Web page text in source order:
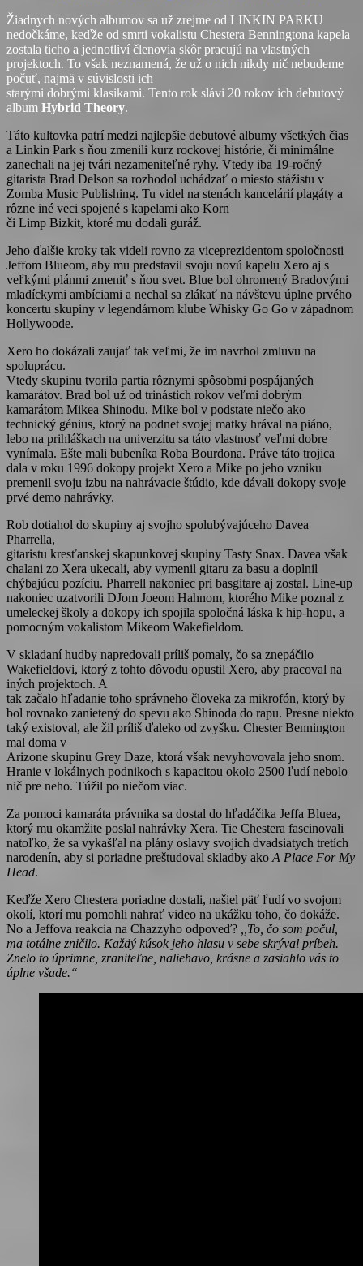
Žiadnych nových albumov sa už zrejme od LINKIN PARKU
nedočkáme, keďže od smrti vokalistu Chestera Benningtona kapela
zostala ticho a jednotliví členovia skôr pracujú na vlastných
projektoch. To však neznamená, že už o nich nikdy nič nebudeme
počuť, najmä v súvislosti ich
starými dobrými klasikami. Tento rok slávi 20 rokov ich debutový
album Hybrid Theory.
Táto kultovka patrí medzi najlepšie debutové albumy všetkých čias
a Linkin Park s ňou zmenili kurz rockovej histórie, či minimálne
zanechali na jej tvári nezameniteľné ryhy. Vtedy iba 19-ročný
gitarista Brad Delson sa rozhodol uchádzať o miesto stážistu v
Zomba Music Publishing. Tu videl na stenách kancelárií plagáty a
rôzne iné veci spojené s kapelami ako Korn
či Limp Bizkit, ktoré mu dodali guráž.
Jeho ďalšie kroky tak videli rovno za viceprezidentom spoločnosti
Jeffom Blueom, aby mu predstavil svoju novú kapelu Xero aj s
veľkými plánmi zmeniť s ňou svet. Blue bol ohromený Bradovými
mladíckymi ambíciami a nechal sa zlákať na návštevu úplne prvého
koncertu skupiny v legendárnom klube Whisky Go Go v západnom
Hollywoode.
Xero ho dokázali zaujať tak veľmi, že im navrhol zmluvu na
spoluprácu.
Vtedy skupinu tvorila partia rôznymi spôsobmi pospájaných
kamarátov. Brad bol už od trinástich rokov veľmi dobrým
kamarátom Mikea Shinodu. Mike bol v podstate niečo ako
technický génius, ktorý na podnet svojej matky hrával na piáno,
lebo na prihláškach na univerzitu sa táto vlastnosť veľmi dobre
vynímala. Ešte mali bubeníka Roba Bourdona. Práve táto trojica
dala v roku 1996 dokopy projekt Xero a Mike po jeho vzniku
premenil svoju izbu na nahrávacie štúdio, kde dávali dokopy svoje
prvé demo nahrávky.
Rob dotiahol do skupiny aj svojho spolubývajúceho Davea
Pharrella,
gitaristu kresťanskej skapunkovej skupiny Tasty Snax. Davea však
chalani zo Xera ukecali, aby vymenil gitaru za basu a doplnil
chýbajúcu pozíciu. Pharrell nakoniec pri basgitare aj zostal. Line-up
nakoniec uzatvorili DJom Joeom Hahnom, ktorého Mike poznal z
umeleckej školy a dokopy ich spojila spoločná láska k hip-hopu, a
pomocným vokalistom Mikeom Wakefieldom.
V skladaní hudby napredovali príliš pomaly, čo sa znepáčilo
Wakefieldovi, ktorý z tohto dôvodu opustil Xero, aby pracoval na
iných projektoch. A
tak začalo hľadanie toho správneho človeka za mikrofón, ktorý by
bol rovnako zanietený do spevu ako Shinoda do rapu. Presne niekto
taký existoval, ale žil príliš ďaleko od zvyšku. Chester Bennington
mal doma v
Arizone skupinu Grey Daze, ktorá však nevyhovovala jeho snom.
Hranie v lokálnych podnikoch s kapacitou okolo 2500 ľudí nebolo
nič pre neho. Túžil po niečom viac.
Za pomoci kamaráta právnika sa dostal do hľadáčika Jeffa Bluea,
ktorý mu okamžite poslal nahrávky Xera. Tie Chestera fascinovali
natoľko, že sa vykašľal na plány oslavy svojich dvadsiatych tretích
narodenín, aby si poriadne preštudoval skladby ako A Place For My
Head.
Keďže Xero Chestera poriadne dostali, našiel päť ľudí vo svojom
okolí, ktorí mu pomohli nahrať video na ukážku toho, čo dokáže.
No a Jeffova reakcia na Chazzyho odpoveď?
,,To, čo som počul,
ma totálne zničilo. Každý kúsok jeho hlasu v sebe skrýval príbeh.
Znelo to úprimne, zraniteľne, naliehavo, krásne a zasiahlo vás to
úplne všade.“